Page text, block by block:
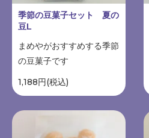
季節の豆菓子セット 夏の
豆L
まめやがおすすめする季節
の豆菓子です
1,188円(税込)